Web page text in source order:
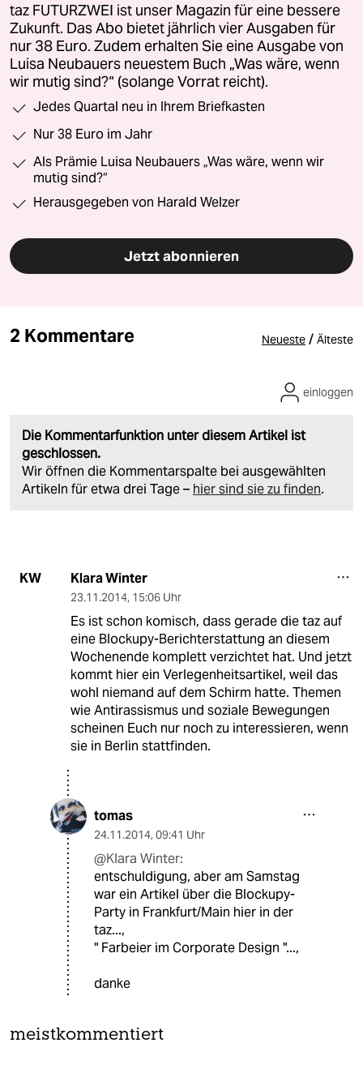
taz FUTURZWEI ist unser Magazin für eine bessere
Zukunft. Das Abo bietet jährlich vier Ausgaben für
nur 38 Euro. Zudem erhalten Sie eine Ausgabe von
Luisa Neubauers neuestem Buch „Was wäre, wenn
wir mutig sind?“ (solange Vorrat reicht).
Jedes Quartal neu in Ihrem Briefkasten
Nur 38 Euro im Jahr
Als Prämie Luisa Neubauers „Was wäre, wenn wir
mutig sind?“
Herausgegeben von Harald Welzer
Jetzt abonnieren
2 Kommentare Neueste / Älteste
Die Kommentarfunktion unter diesem Artikel ist
geschlossen.
Wir öffnen die Kommentarspalte bei ausgewählten
Artikeln für etwa drei Tage – hier sind sie zu finden.
einloggen
KW Klara Winter
23.11.2014, 15:06 Uhr
Es ist schon komisch, dass gerade die taz auf
eine Blockupy-Berichterstattung an diesem
Wochenende komplett verzichtet hat. Und jetzt
kommt hier ein Verlegenheitsartikel, weil das
wohl niemand auf dem Schirm hatte. Themen
wie Antirassismus und soziale Bewegungen
scheinen Euch nur noch zu interessieren, wenn
sie in Berlin stattfinden.
tomas
24.11.2014, 09:41 Uhr
@Klara Winter:
entschuldigung, aber am Samstag
war ein Artikel über die Blockupy-
Party in Frankfurt/Main hier in der
taz...,
" Farbeier im Corporate Design "...,
danke
meistkommentiert